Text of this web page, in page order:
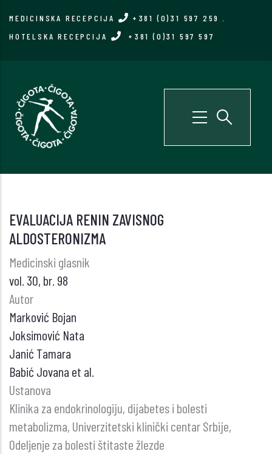
MEDICINSKA RECEPCIJA +381 (0)31 597 259
HOTELSKA RECEPCIJA
+381 (0)31 597 597
EVALUACIJA RENIN ZAVISNOG
ALDOSTERONIZMA
Medicinski glasnik
vol. 30, br. 98
Autor
Marković Bojan
Joksimović Nata
Janić Tamara
Babić Jovana et al.
Ustanova
Klinika za endokrinologiju, dijabetes i bolesti
metabolizma, Univerzitetski klinički centar Srbije,
Odeljenje za bolesti štitaste žlezde